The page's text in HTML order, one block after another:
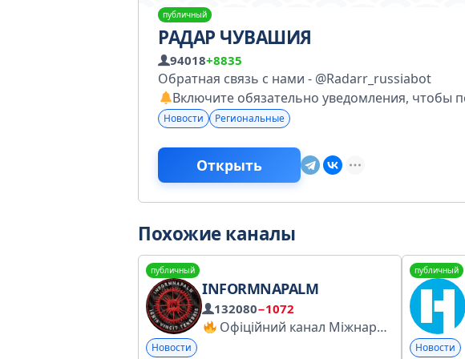
публичный
РАДАР ЧУВАШИЯ
94018+8835
Обратная связь с нами - @Radarr_russiabot
Включите обязательно уведомления,
Новости Региональные
Открыть
Похожие каналы
публичный
INFORMNAPALM
132080−1072
Офіційний канал Міжнародної розвідувальної спільноти InformNapalm. Соцмережі&Підтримка: https://linktr.ee/informnapalm Зв'язок для читачів:
Новости
публичный
Новости